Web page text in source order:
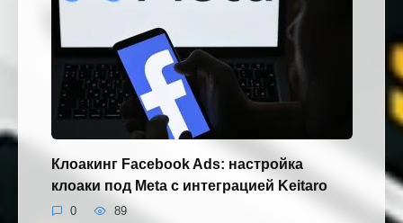
Клоакинг Facebook Ads: настройка
клоаки под Meta с интеграцией Keitaro
0 89